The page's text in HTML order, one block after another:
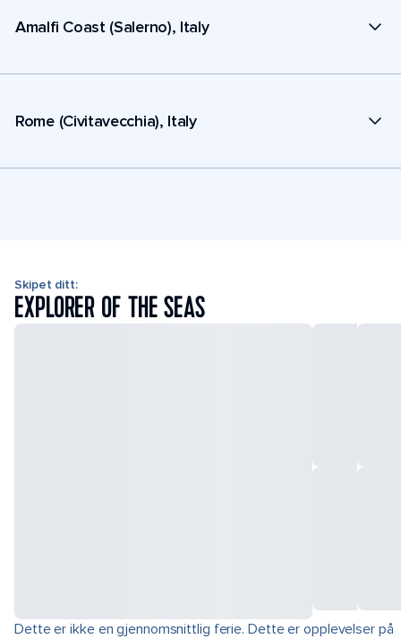
Amalfi Coast (Salerno), Italy
Rome (Civitavecchia), Italy
Skipet ditt:
EXPLORER OF THE SEAS
Dette er ikke en gjennomsnittlig ferie. Dette er opplevelser på